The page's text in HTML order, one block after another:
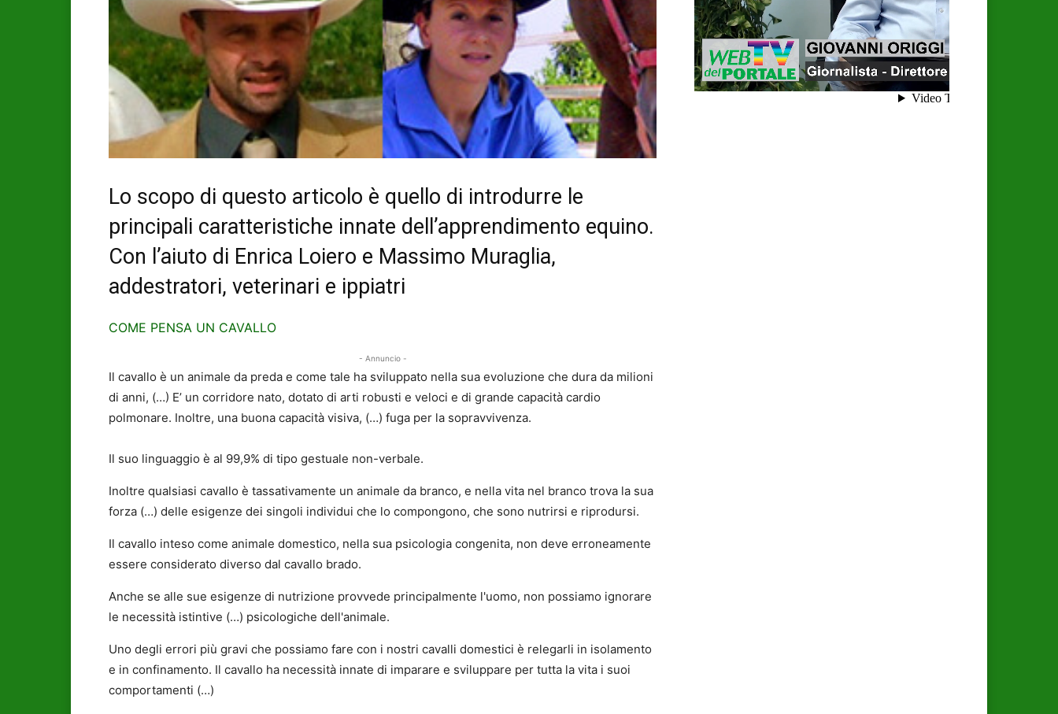
Lo scopo di questo articolo è quello di introdurre le
principali caratteristiche innate dell’apprendimento equino.
Con l’aiuto di Enrica Loiero e Massimo Muraglia,
addestratori, veterinari e ippiatri
COME PENSA UN CAVALLO
- Annuncio -
Il cavallo è un animale da preda e come tale ha sviluppato nella sua evoluzione che dura da milioni
di anni, (…) E’ un corridore nato, dotato di arti robusti e veloci e di grande capacità cardio
polmonare. Inoltre, una buona capacità visiva, (…) fuga per la sopravvivenza.
Il suo linguaggio è al 99,9% di tipo gestuale non-verbale.
Inoltre qualsiasi cavallo è tassativamente un animale da branco, e nella vita nel branco trova la sua
forza (…) delle esigenze dei singoli individui che lo compongono, che sono nutrirsi e riprodursi.
Il cavallo inteso come animale domestico, nella sua psicologia congenita, non deve erroneamente
essere considerato diverso dal cavallo brado.
Anche se alle sue esigenze di nutrizione provvede principalmente l'uomo, non possiamo ignorare
le necessità istintive (…) psicologiche dell'animale.
Uno degli errori più gravi che possiamo fare con i nostri cavalli domestici è relegarli in isolamento
e in confinamento. Il cavallo ha necessità innate di imparare e sviluppare per tutta la vita i suoi
comportamenti (…)